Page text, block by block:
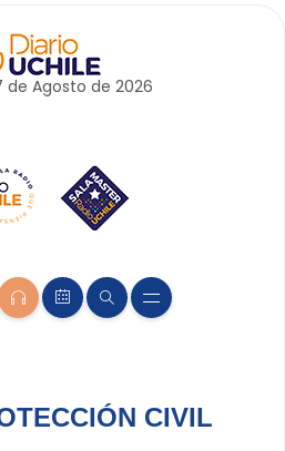
de Agosto de 2026
CIVIL